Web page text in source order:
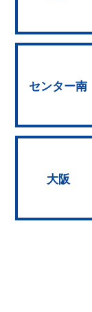
センター南
大阪